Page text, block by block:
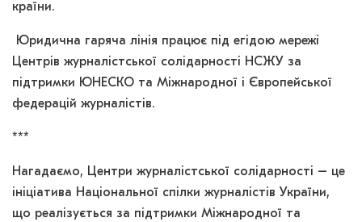
країни.
Юридична гаряча лінія працює під егідою мережі
Центрів журналістської солідарності НСЖУ за
підтримки ЮНЕСКО та Міжнародної і Європейської
федерацій журналістів.
***
Нагадаємо, Центри журналістської солідарності – це
ініціатива Національної спілки журналістів України,
що реалізується за підтримки Міжнародної та